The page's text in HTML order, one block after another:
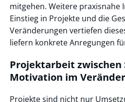
mitgehen. Weitere praxisnahe
Einstieg in Projekte und die
Veränderungen vertiefen
liefern konkrete Anregungen
Projektarbeit zwischen
Motivation im
Projekte sind nicht nur